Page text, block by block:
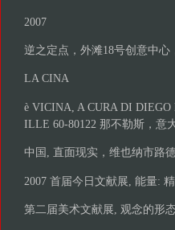
2007
逆之定点，外滩18号创意中心
LA CINA
è VICINA, A CURA DI
ILLE 60-80122 那不勒斯，意
中国, 直面现实，维也纳市路
2007 首届今日文献展, 能量:
第二届美术文献展, 观念的形